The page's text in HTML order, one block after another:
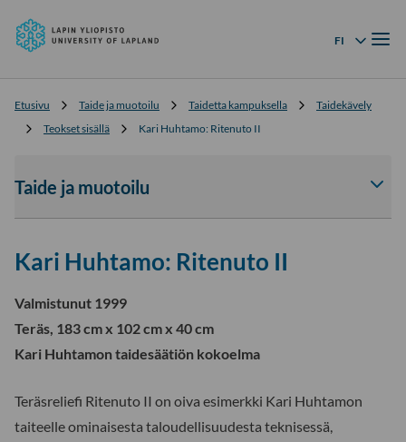
Siirry
suoraan
yliopisto
FI
Kielivalikko
Etusivu Taide ja muotoilu Taidetta kampuksella
Taidekävely
Teokset sisällä
Kari Huhtamo: Ritenuto II
Taide ja muotoilu
tai
Kari Huhtamo: Ritenuto II
Valmistunut 1999
Teräs, 183 cm x 102 cm x 40 cm
Kari Huhtamon taidesäätiön kokoelma
Teräsreliefi Ritenuto II on oiva esimerkki Kari Huhtamon
taiteelle ominaisesta taloudellisuudesta teknisessä,